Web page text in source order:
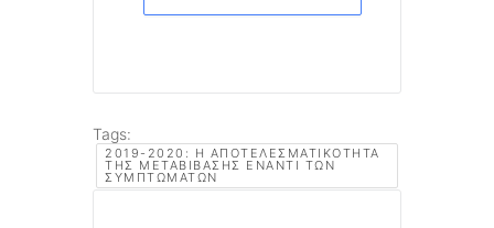
Tags:
2019-2020: Η ΑΠΟΤΕΛΕΣΜΑΤΙΚΌΤΗΤΑ
ΤΗΣ ΜΕΤΑΒΊΒΑΣΗΣ ΈΝΑΝΤΙ ΤΩΝ
ΣΥΜΠΤΩΜΆΤΩΝ